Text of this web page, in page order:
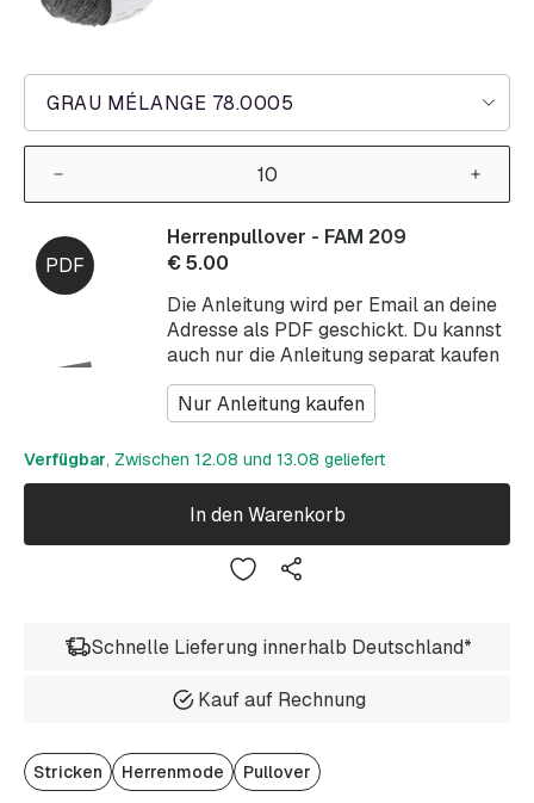
GRAU MÉLANGE 78.0005
Die Anleitung wird per Email an deine
Adresse als PDF geschickt. Du kannst
auch nur die Anleitung separat kaufen
Nur Anleitung kaufen
Herrenpullover - FAM 209
€5.00
Verfügbar, Zwischen 12.08 und 13.08 geliefert
In den Warenkorb
Schnelle Lieferung innerhalb Deutschland*
Kauf auf Rechnung
Stricken Herrenmode Pullover